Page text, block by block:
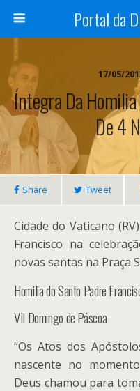
Portal da
17/05/
Íntegra Da Homilia
De 4
Share Tweet
Cidade do Vaticano
Francisco na
novas santas na Praça
Homilia do Santo Padre
VII Domingo de Páscoa
“Os Atos dos
nascente no
Deus chamou para